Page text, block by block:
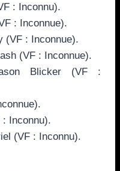
: Inconnu).
: Inconnue).
(VF : Inconnue).
(VF : Inconnue).
Blicker (VF :
Inconnu).
(VF : Inconnu).